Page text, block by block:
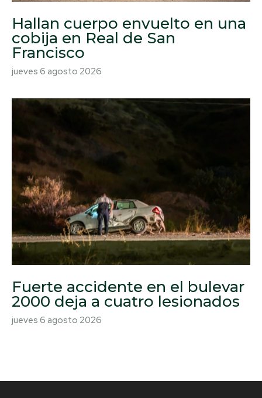
Hallan cuerpo envuelto en una
cobija en Real de San
Francisco
jueves 6 agosto 2026
Fuerte accidente en el bulevar
2000 deja a cuatro lesionados
jueves 6 agosto 2026